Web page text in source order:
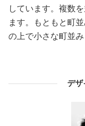
しています。複数
ます。もともと町
の上で小さな町並み
デ